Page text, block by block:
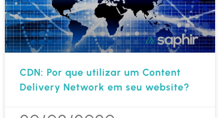
CDN: Por que utilizar um Content
Delivery Network em seu website?